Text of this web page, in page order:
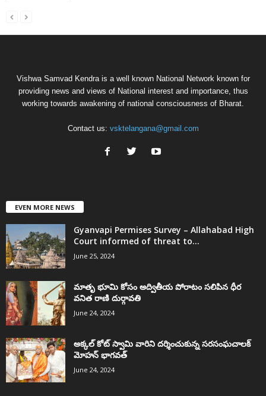
Vishwa Samvad Kendra is a well known National Network known for
providing news and views of National interest and importance, thus
working towards awakening of national consciousness of Bharat.
Contact us: vsktelangana@gmail.com
EVEN MORE NEWS
Gyanvapi Permises Survey – Allahabad High
Court informed of threat to...
June 25, 2024
మాతృ భూమి కోసం అద్వితీయ పోరాటం సలిపిన ధీర
వనిత రాణి దుర్గావతి
June 24, 2024
అక్కల్‌ కోట్‌ స్వామి వారిని దర్శించుకున్న సరసంఘచాలక్
మోహన్ భాగవత్
June 24, 2024